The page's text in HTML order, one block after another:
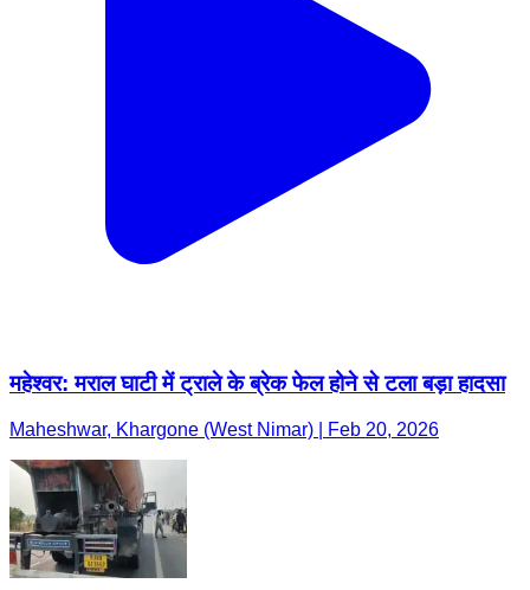
महेश्वर: मराल घाटी में ट्राले के ब्रेक फेल होने से टला बड़ा हादसा
Maheshwar, Khargone (West Nimar) | Feb 20, 2026